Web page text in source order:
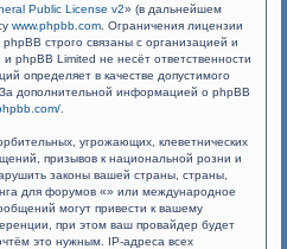
Public License v2» (в дальнейшем
www.phpbb.com . Ограничения лицензии
строго связаны с организацией и
phpBB Limited не несёт ответственности
определяет в качестве допустимого
дополнительной информацией о phpBB
угрожающих, клеветнических
призывов к национальной розни и
законы вашей страны, страны,
для форумов «» или международное
могут привести к вашему
при этом ваш провайдер будет
это нужным. IP-адреса всех